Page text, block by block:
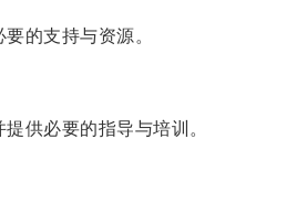
的支持与资源。
供必要的指导与培训。